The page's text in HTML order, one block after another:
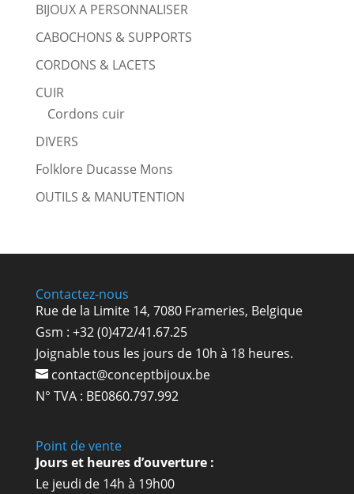
BIJOUX A PERSONNALISER
CABOCHONS & SUPPORTS
CORDONS & LACETS
CUIR
Cordons cuir
DIVERS
Folklore Ducasse Mons
OUTILS & MANUTENTION
Contactez-nous
Rue de la Limite 14, 7080 Frameries, Belgique
Gsm : +32 (0)472/41.67.25
Joignable tous les jours de 10h à 18 heures.
contact@conceptbijoux.be
N° TVA : BE0860.797.992
Point de vente
Jours et heures d’ouverture :
Le jeudi de 14h à 19h00